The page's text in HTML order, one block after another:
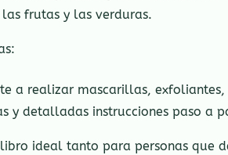
frutas y las verduras.
a realizar mascarillas,
y detalladas instrucciones paso a
libro ideal tanto para personas que